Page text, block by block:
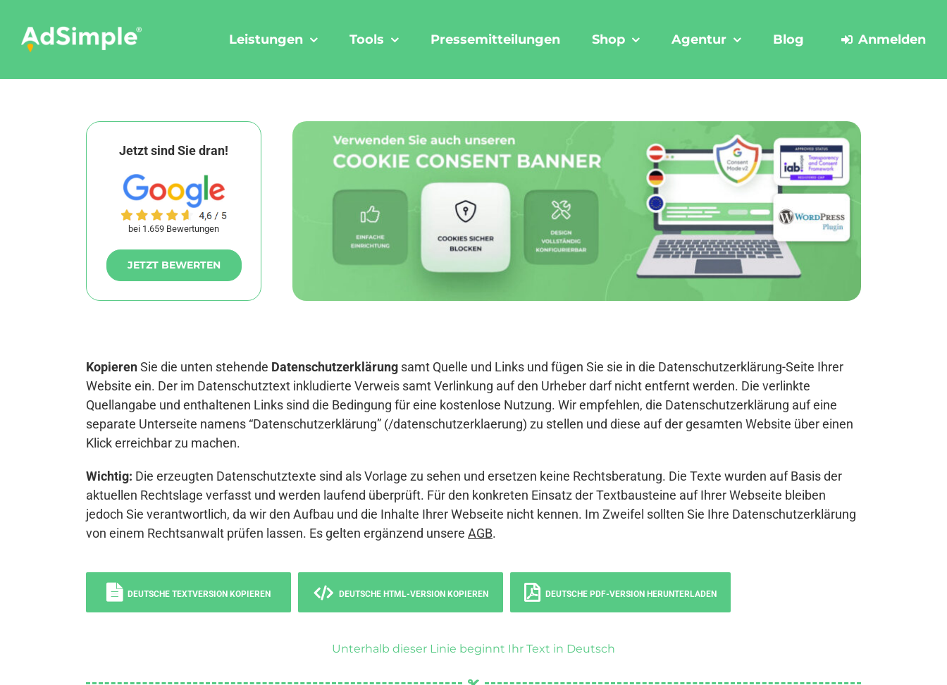
content
Leistungen Tools Pressemitteilungen Shop Agentur Blog Anmelden
Jetzt sind Sie dran!
bei 1.659 Bewertungen
JETZT BEWERTEN
KopierenSie die unten stehende Datenschutzerklärung samt Quelle und Links und fügen Sie sie in die Datenschutzerklärung-Seite Ihrer
Website ein. Der im Datenschutztext inkludierte Verweis samt Verlinkung auf den Urheber darf nicht entfernt werden. Die verlinkte
Quellangabe und enthaltenen Links sind die Bedingung für eine kostenlose Nutzung. Wir empfehlen, die Datenschutzerklärung auf eine
separate Unterseite namens “Datenschutzerklärung” (/datenschutzerklaerung) zu stellen und diese auf der gesamten Website über einen
Klick erreichbar zu machen.
Wichtig: Die erzeugten Datenschutztexte sind als Vorlage zu sehen und ersetzen keine Rechtsberatung. Die Texte wurden auf Basis der
aktuellen Rechtslage verfasst und werden laufend überprüft. Für den konkreten Einsatz der Textbausteine auf Ihrer Webseite bleiben
jedoch Sie verantwortlich, da wir den Aufbau und die Inhalte Ihrer Webseite nicht kennen. Im Zweifel sollten Sie Ihre Datenschutzerklärung
von einem Rechtsanwalt prüfen lassen. Es gelten ergänzend unsere AGB.
DEUTSCHE TEXTVERSION KOPIEREN DEUTSCHE HTML-VERSION KOPIEREN DEUTSCHE PDF-VERSION HERUNTERLADEN
Unterhalb dieser Linie beginnt Ihr Text in Deutsch